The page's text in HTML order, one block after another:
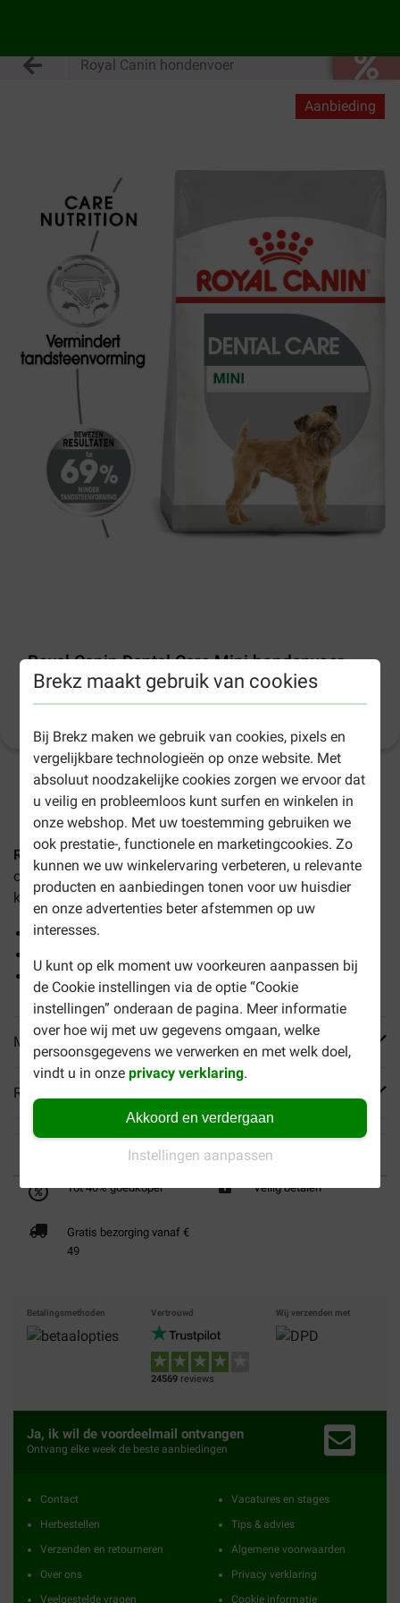
Brekz maakt gebruik van cookies
Bij Brekz maken we gebruik van cookies, pixels en
vergelijkbare technologieën op onze website. Met
absoluut noodzakelijke cookies zorgen we ervoor dat
u veilig en probleemloos kunt surfen en winkelen in
onze webshop. Met uw toestemming gebruiken we
ook prestatie-, functionele en marketingcookies. Zo
kunnen we uw winkelervaring verbeteren, u relevante
producten en aanbiedingen tonen voor uw huisdier
en onze advertenties beter afstemmen op uw
interesses.
U kunt op elk moment uw voorkeuren aanpassen bij
de Cookie instellingen via de optie “Cookie
instellingen” onderaan de pagina. Meer informatie
over hoe wij met uw gegevens omgaan, welke
persoonsgegevens we verwerken en met welk doel,
vindt u in onzeprivacy verklaring.
Akkoord en verdergaan
Instellingen aanpassen
Royal Canin hondenvoer
Aanbieding
Royal Canin Dental Care Mini hondenvoer
1-3 werkdagen levertijd, tenzij anders aangegeven
Royal Canin Dental Care Mini hondenvoerhelpt ter
ondersteuning van het gebit van honden onder de 10
kilogram.
Reinigt het gebit
Heerlijke brok
Meer informatie
Reviews
Tot 40% goedkoper Veilig betalen
Gratis bezorging vanaf €
49
Betalingsmethoden Vertrouwd
24569 reviews
Wij verzenden met
Ja, ik wil de voordeelmail ontvangen
Ontvang elke week de beste aanbiedingen
Contact
Herbestellen
Verzenden en retourneren
Over ons
Veelgestelde vragen
Vacatures en stages
Tips & advies
Algemene voorwaarden
Privacy verklaring
Cookie informatie